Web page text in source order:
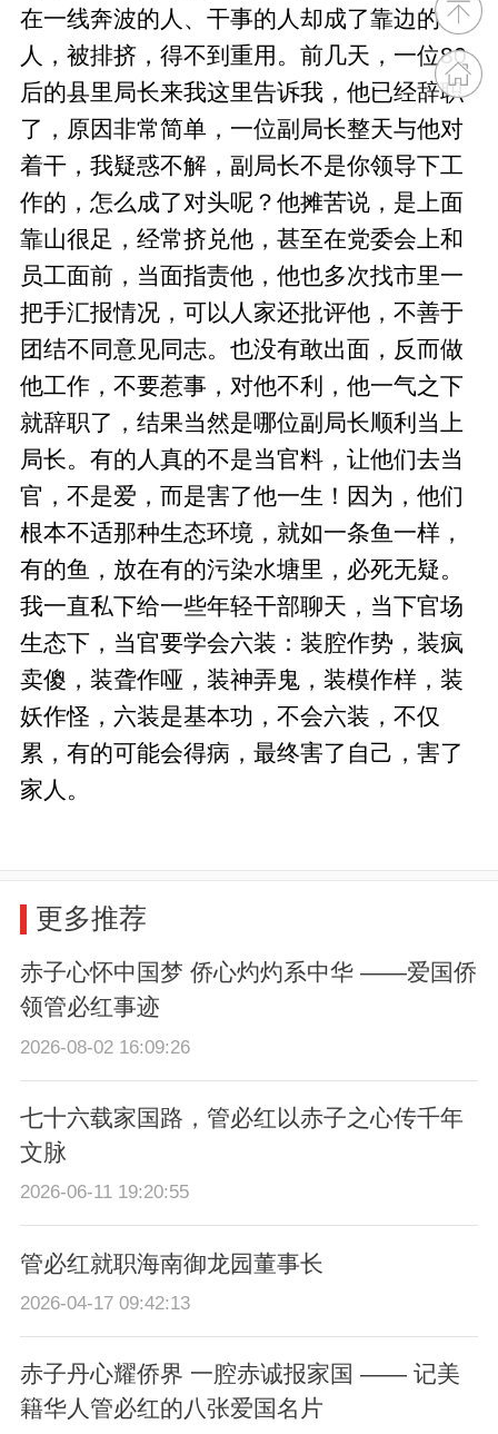
在一线奔波的人、干事的人却成了靠边的
人，被排挤，得不到重用。前几天，一位80
后的县里局长来我这里告诉我，他已经辞职
了，原因非常简单，一位副局长整天与他对
着干，我疑惑不解，副局长不是你领导下工
作的，怎么成了对头呢？他摊苦说，是上面
靠山很足，经常挤兑他，甚至在党委会上和
员工面前，当面指责他，他也多次找市里一
把手汇报情况，可以人家还批评他，不善于
团结不同意见同志。也没有敢出面，反而做
他工作，不要惹事，对他不利，他一气之下
就辞职了，结果当然是哪位副局长顺利当上
局长。有的人真的不是当官料，让他们去当
官，不是爱，而是害了他一生！因为，他们
根本不适那种生态环境，就如一条鱼一样，
有的鱼，放在有的污染水塘里，必死无疑。
我一直私下给一些年轻干部聊天，当下官场
生态下，当官要学会六装：装腔作势，装疯
卖傻，装聋作哑，装神弄鬼，装模作样，装
妖作怪，六装是基本功，不会六装，不仅
累，有的可能会得病，最终害了自己，害了
家人。
更多推荐
赤子心怀中国梦 侨心灼灼系中华 ——爱国侨
领管必红事迹
2026-08-02 16:09:26
七十六载家国路，管必红以赤子之心传千年
文脉
2026-06-11 19:20:55
管必红就职海南御龙园董事长
2026-04-17 09:42:13
赤子丹心耀侨界 一腔赤诚报家国 —— 记美
籍华人管必红的八张爱国名片